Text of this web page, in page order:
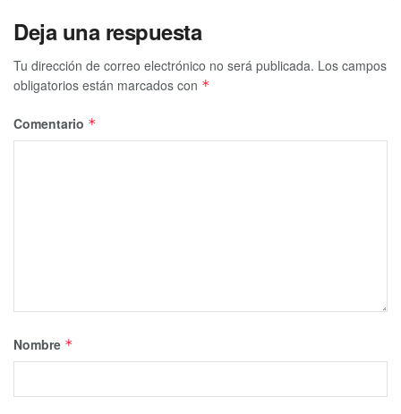
Deja una respuesta
Tu dirección de correo electrónico no será publicada. Los campos
obligatorios están marcados con *
Comentario *
Nombre *